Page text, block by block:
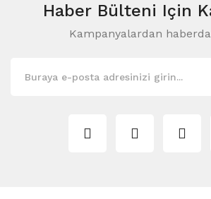
Haber Bülteni Için
Kampanyalardan